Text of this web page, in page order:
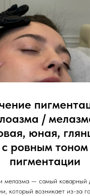
/
юная,
ровным тоном
пигментации
мелазма — самый коварный
который возникает из-за